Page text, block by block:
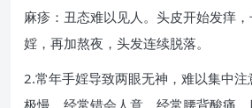
麻疹：丑态难以见人。头皮开始发痒
婬，再加熬夜，头发连续脱落。
2.常年手婬导致两眼无神，难以集中
极慢，经常错会人意。经常腰背酸痛